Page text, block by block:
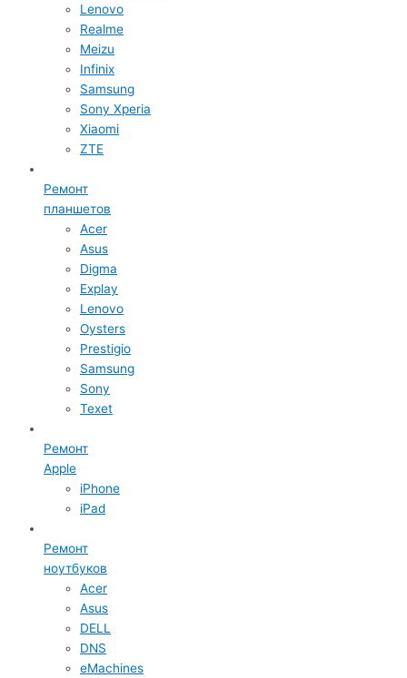
Lenovo
Realme
Meizu
Infinix
Samsung
Sony Xperia
Xiaomi
ZTE
Ремонт
планшетов
Acer
Asus
Digma
Explay
Lenovo
Oysters
Prestigio
Samsung
Sony
Texet
Ремонт
Apple
iPhone
iPad
Ремонт
ноутбуков
Acer
Asus
DELL
DNS
eMachines